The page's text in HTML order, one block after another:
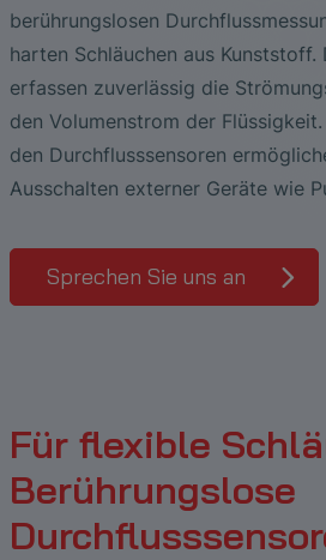
berührungslosen
harten Schläuchen aus Kunststoff.
erfassen zuverlässig die
den Volumenstrom der
den Durchflusssensoren
Ausschalten externer Geräte wie
Sprechen Sie uns an
Für flexible
Berührungslose